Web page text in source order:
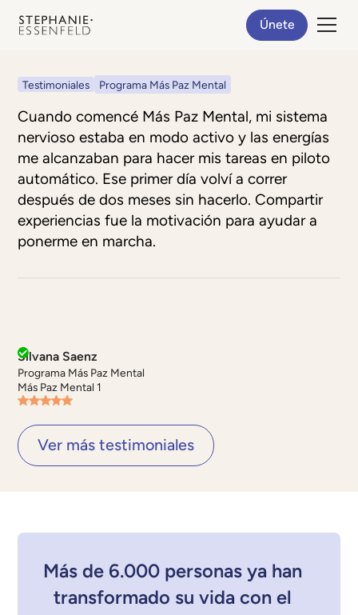
Únete
Testimoniales Programa Más Paz Mental
Cuando comencé Más Paz Mental, mi sistema
nervioso estaba en modo activo y las energías
me alcanzaban para hacer mis tareas en piloto
automático. Ese primer día volví a correr
después de dos meses sin hacerlo. Compartir
experiencias fue la motivación para ayudar a
ponerme en marcha.
Silvana Saenz
Programa Más Paz Mental
Más Paz Mental 1
Ver más testimoniales
Más de 6.000 personas ya han
transformado su vida con el